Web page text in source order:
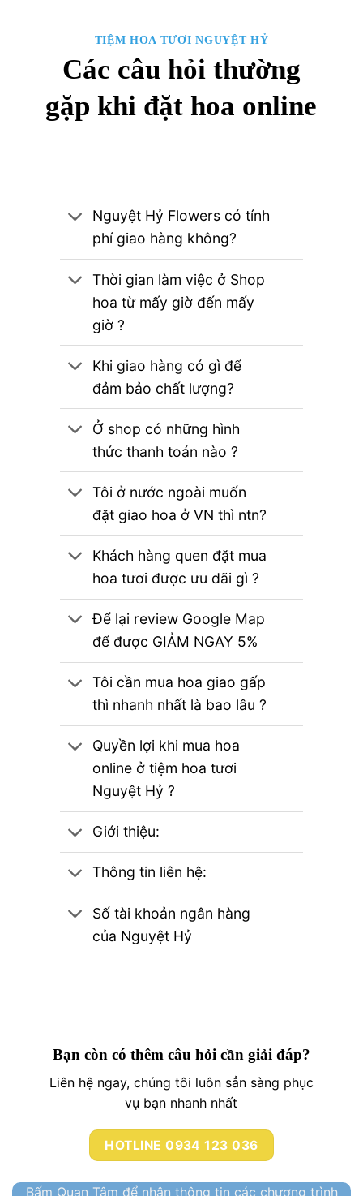
TIỆM HOA TƯƠI NGUYỆT HỶ
Các câu hỏi thường
gặp khi đặt hoa online
Nguyệt Hỷ Flowers có tính
phí giao hàng không?
Thời gian làm việc ở Shop
hoa từ mấy giờ đến mấy
giờ ?
Khi giao hàng có gì để
đảm bảo chất lượng?
Ở shop có những hình
thức thanh toán nào ?
Tôi ở nước ngoài muốn
đặt giao hoa ở VN thì ntn?
Khách hàng quen đặt mua
hoa tươi được ưu dãi gì ?
Để lại review Google Map
để được GIẢM NGAY 5%
Tôi cần mua hoa giao gấp
thì nhanh nhất là bao lâu ?
Quyền lợi khi mua hoa
online ở tiệm hoa tươi
Nguyệt Hỷ ?
Giới thiệu:
Thông tin liên hệ:
Số tài khoản ngân hàng
của Nguyệt Hỷ
Bạn còn có thêm câu hỏi cần giải đáp?
Liên hệ ngay, chúng tôi luôn sẳn sàng phục
vụ bạn nhanh nhất
HOTLINE 0934 123 036
Bấm Quan Tâm để nhận thông tin các chương trình